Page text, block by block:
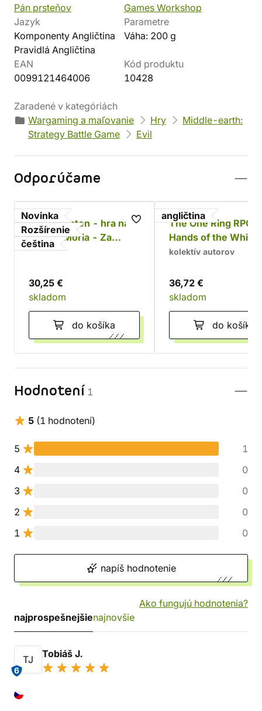
Pán prsteňov
Games Workshop
Jazyk
Komponenty Angličtina
Pravidlá Angličtina
Parametre
Váha: 200 g
EAN
0099121464006
Kód produktu
10428
Zaradené v kategóriách
Wargaming a maľovanie
Hry
Middle-earth:
Strategy Battle Game
Evil
Odporúčame
Novinka
Rozšírenie
čeština
Jeden prsten - hra na
hrdiny: Moria - Za
Durinovými dveřmi
30,25 €
skladom
do košíka
angličtina
The One Ring RPG:
Hands of the White
Wizard
kolektív autorov
36,72 €
skladom
do košíka
Hodnotení 1
5 (1 hodnotení)
5
1
4
0
3
0
2
0
1
0
napíš hodnotenie
Ako fungujú hodnotenia?
najprospešnejšienajnovšie
TJ
6
Tobiáš J.